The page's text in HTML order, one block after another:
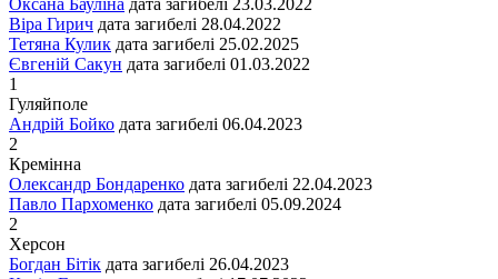
Віра Гирич дата загибелі 28.04.2022
Тетяна Кулик дата загибелі 25.02.2025
Євгеній Сакун дата загибелі 01.03.2022
1
Гуляйполе
Андрій Бойко дата загибелі 06.04.2023
2
Кремінна
Олександр Бондаренко дата загибелі 22.04.2023
Павло Пархоменко дата загибелі 05.09.2024
2
Херсон
Богдан Бітік дата загибелі 26.04.2023